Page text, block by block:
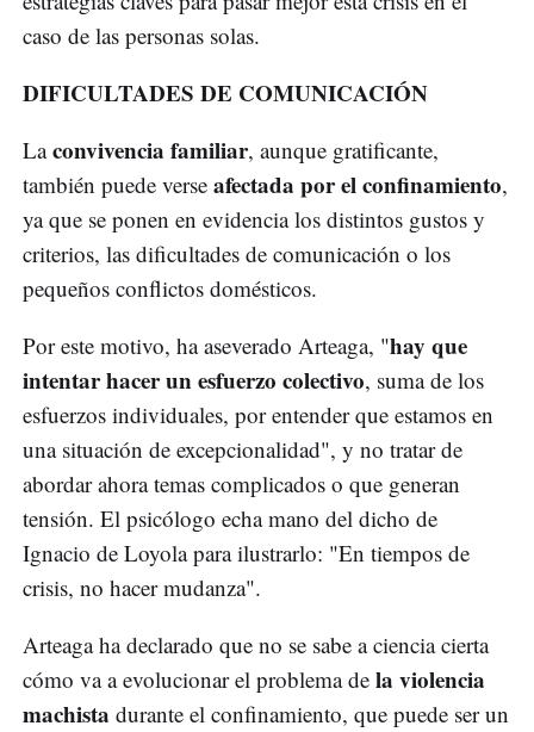
caso de las personas solas.
DIFICULTADES DE COMUNICACIÓN
Laconvivencia familiar, aunque gratificante,
también puede verse afectada por el confinamiento,
ya que se ponen en evidencia los distintos gustos y
criterios, las dificultades de comunicación o los
pequeños conflictos domésticos.
Por este motivo, ha aseverado Arteaga, "hay que
intentar hacer un esfuerzo colectivo, suma de los
esfuerzos individuales, por entender que estamos en
una situación de excepcionalidad", y no tratar de
abordar ahora temas complicados o que generan
tensión. El psicólogo echa mano del dicho de
Ignacio de Loyola para ilustrarlo: "En tiempos de
crisis, no hacer mudanza".
Arteaga ha declarado que no se sabe a ciencia cierta
cómo va a evolucionar el problema de la violencia
machista durante el confinamiento, que puede ser un